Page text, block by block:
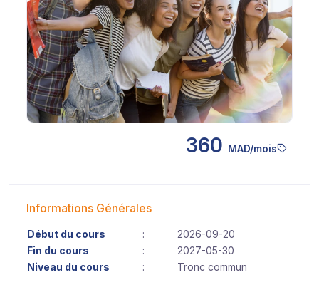
360 MAD/mois
Informations Générales
Début du cours :
2026-09-20
Fin du cours
:
2027-05-30
Niveau du cours
: Tronc commun